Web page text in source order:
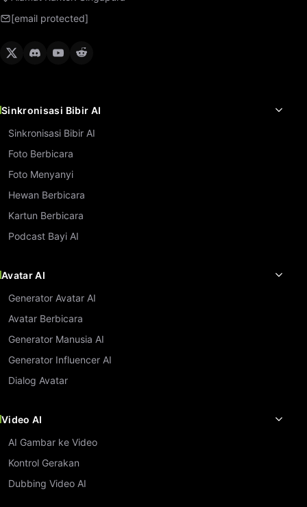
[email protected]
Sinkronisasi Bibir AI
Sinkronisasi Bibir AI
Foto Berbicara
Foto Menyanyi
Hewan Berbicara
Kartun Berbicara
Podcast Bayi AI
Avatar AI
Generator Avatar AI
Avatar Berbicara
Generator Manusia AI
Generator Influencer AI
Dialog Avatar
Video AI
AI Gambar ke Video
Kontrol Gerakan
Dubbing Video AI